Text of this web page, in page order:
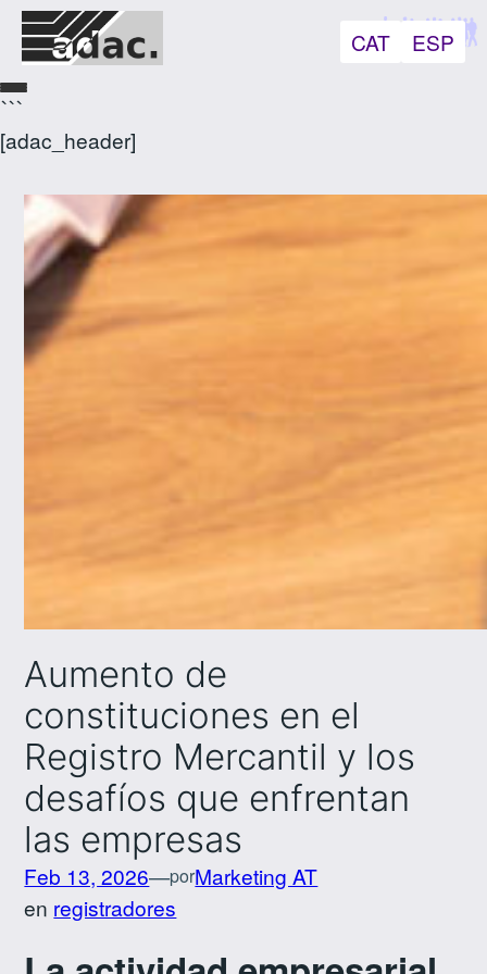
CAT ESP
```
[adac_header]
Aumento de
constituciones en el
Registro Mercantil y los
desafíos que enfrentan
las empresas
Feb 13, 2026—porMarketing AT
en registradores